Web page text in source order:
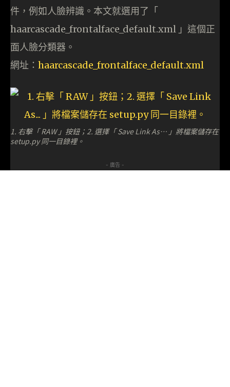
件，例如人臉辨識。本文就選用了「
haarcascade_frontalface_default.xml 」這個正
面人臉分類器。
網址： haarcascade_frontalface_default.xml
1. 右擊「 RAW 」按鈕；2. 選擇「 Save Link As… 」將檔案儲存在
setup.py 同一目錄裡。
- 廣告 -